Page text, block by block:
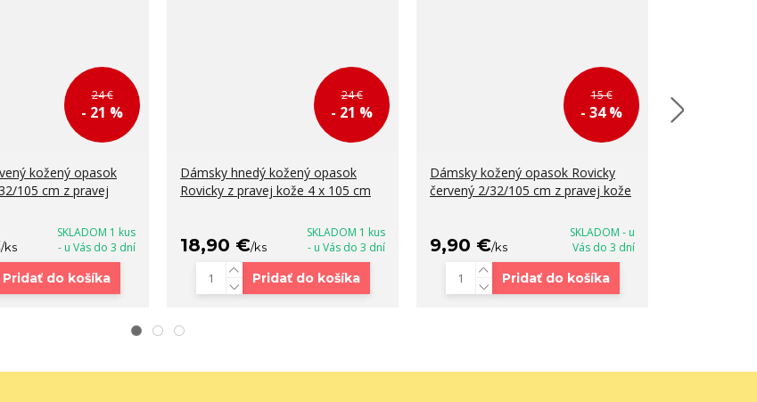
24 €
- 21 %
kožený opasok
105 cm z pravej
/ks
SKLADOM 1 kus
- u Vás do 3 dní
Pridať do košíka
24 €
- 21 %
Dámsky hnedý kožený opasok
Rovicky z pravej kože 4 x 105 cm
18,90 €/ks
SKLADOM 1 kus
- u Vás do 3 dní
Pridať do košíka
15 €
- 34 %
Dámsky kožený opasok Rovicky
červený 2/32/105 cm z pravej kože
9,90 €/ks
SKLADOM - u
Vás do 3 dní
Pridať do košíka